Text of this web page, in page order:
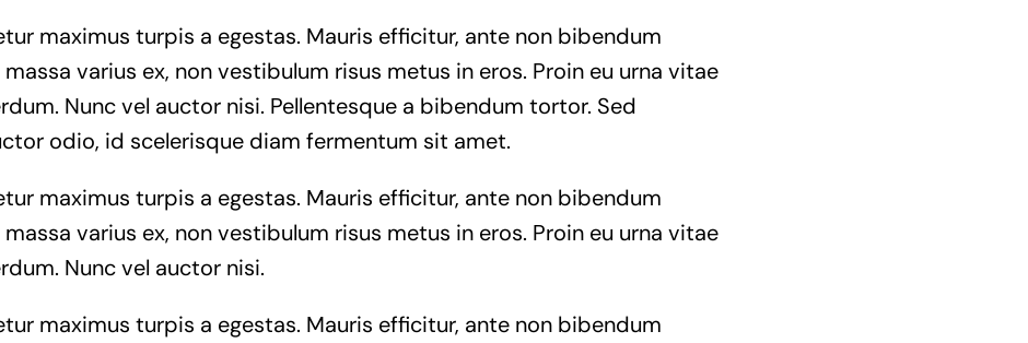
maximus turpis a egestas. Mauris efficitur, ante non bibendum
varius ex, non vestibulum risus metus in eros. Proin eu urna vitae
Nunc vel auctor nisi. Pellentesque a bibendum tortor. Sed
odio, id scelerisque diam fermentum sit amet.
maximus turpis a egestas. Mauris efficitur, ante non bibendum
varius ex, non vestibulum risus metus in eros. Proin eu urna vitae
Nunc vel auctor nisi.
maximus turpis a egestas. Mauris efficitur, ante non bibendum